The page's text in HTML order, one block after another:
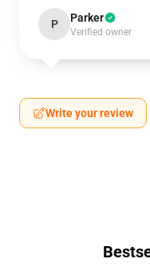
P Parker
Verified owner
Write your review